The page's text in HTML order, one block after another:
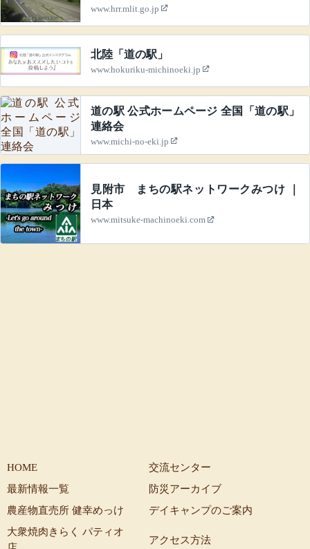
www.hrr.mlit.go.jp
北陸「道の駅」
www.hokuriku-michinoeki.jp
道の駅 公式ホームページ 全国「道の駅」
連絡会
www.michi-no-eki.jp
見附市 まちの駅ネットワークみつけ ｜
日本
www.mitsuke-machinoeki.com
HOME
最新情報一覧
農産物直売所 健幸めっけ
大衆焼肉きらく パティオ
交流センター
防災アーカイブ
デイキャンプのご案内
アクセス方法